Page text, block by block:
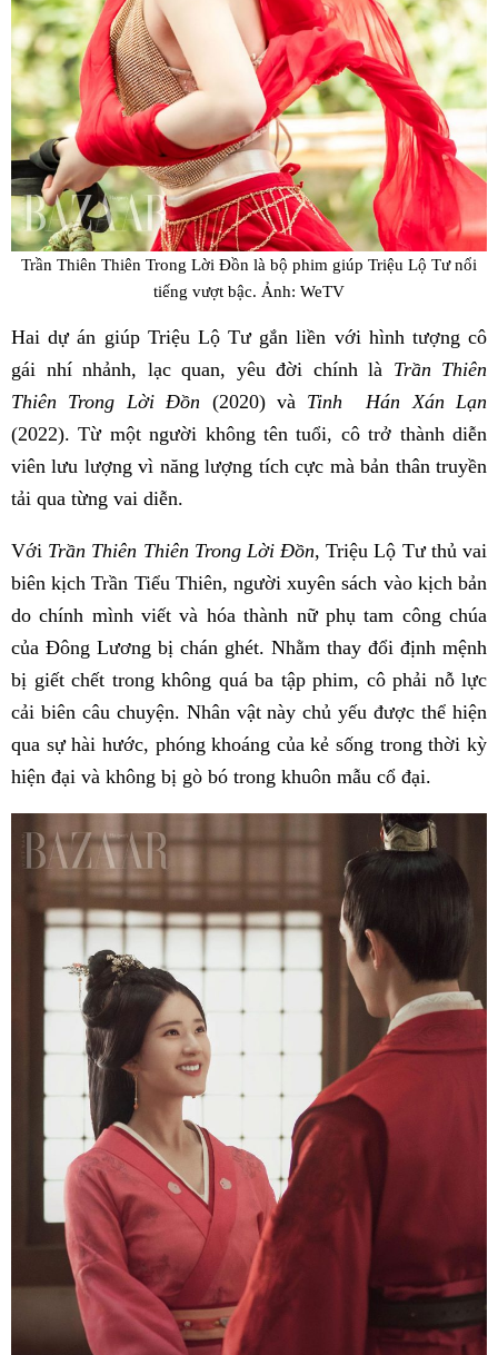
Trần Thiên Thiên Trong Lời Đồn là bộ phim giúp Triệu Lộ Tư nổi
tiếng vượt bậc. Ảnh: WeTV
Hai dự án giúp Triệu Lộ Tư gắn liền với hình tượng cô
gái nhí nhảnh, lạc quan, yêu đời chính là Trần Thiên
Thiên Trong Lời Đồn (2020) và Tinh Hán Xán Lạn
(2022). Từ một người không tên tuổi, cô trở thành diễn
viên lưu lượng vì năng lượng tích cực mà bản thân truyền
tải qua từng vai diễn.
Với Trần Thiên Thiên Trong Lời Đồn, Triệu Lộ Tư thủ vai
biên kịch Trần Tiểu Thiên, người xuyên sách vào kịch bản
do chính mình viết và hóa thành nữ phụ tam công chúa
của Đông Lương bị chán ghét. Nhằm thay đổi định mệnh
bị giết chết trong không quá ba tập phim, cô phải nỗ lực
cải biên câu chuyện. Nhân vật này chủ yếu được thể hiện
qua sự hài hước, phóng khoáng của kẻ sống trong thời kỳ
hiện đại và không bị gò bó trong khuôn mẫu cổ đại.